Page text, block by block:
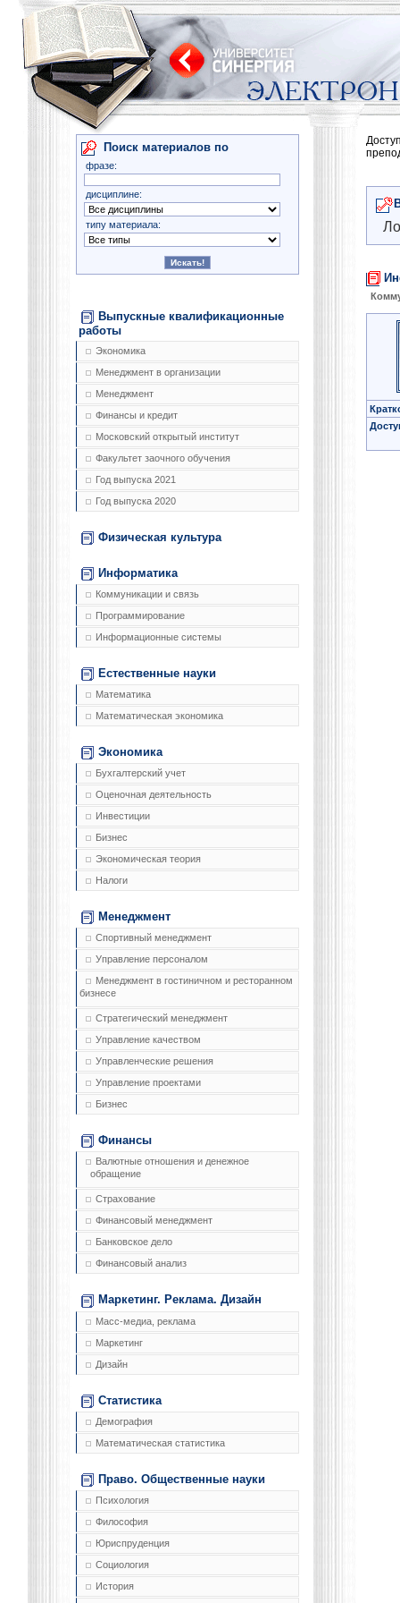
Поиск материалов по
фразе:
дисциплине:
типу материала:
Выпускные квалификационные
работы
Экономика
Менеджмент в организации
Менеджмент
Финансы и кредит
Московский открытый институт
Факультет заочного обучения
Год выпуска 2021
Год выпуска 2020
Физическая культура
Информатика
Коммуникации и связь
Программирование
Информационные системы
Естественные науки
Математика
Математическая экономика
Экономика
Бухгалтерский учет
Оценочная деятельность
Инвестиции
Бизнес
Экономическая теория
Налоги
Менеджмент
Спортивный менеджмент
Управление персоналом
Менеджмент в гостиничном и ресторанном
бизнесе
Стратегический менеджмент
Управление качеством
Управленческие решения
Управление проектами
Бизнес
Финансы
Валютные отношения и денежное
обращение
Страхование
Финансовый менеджмент
Банковское дело
Финансовый анализ
Маркетинг. Реклама. Дизайн
Масс-медиа, реклама
Маркетинг
Дизайн
Статистика
Демография
Математическая статистика
Право. Общественные науки
Психология
Философия
Юриспруденция
Социология
История